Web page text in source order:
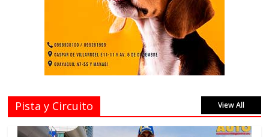
Pista y Circuito View All